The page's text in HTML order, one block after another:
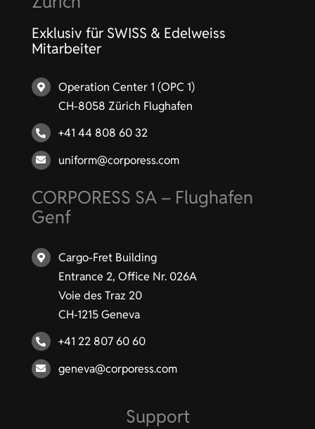
Mitarbeiter
CH-8058 Zürich Flughafen
+41 44 808 60 32
Genf
Entrance 2, Office Nr. 026A
Voie des Traz 20
CH-1215 Geneva
+41 22 807 60 60